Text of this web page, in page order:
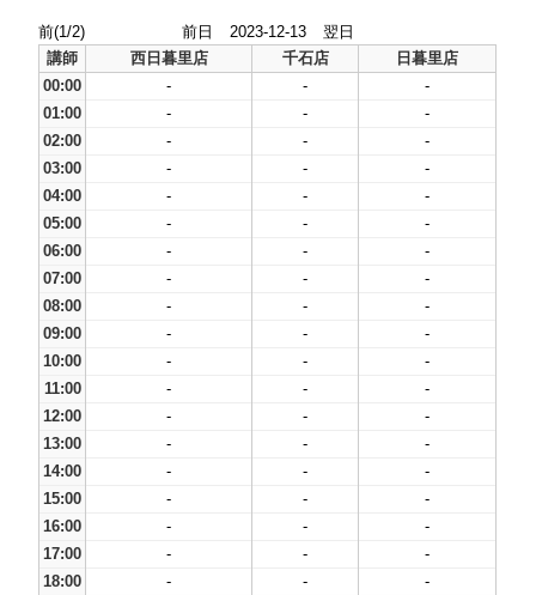
前(1/2) 前日 2023-12-13
翌日
講師
西日暮里店 千石店
日暮里店
00:00
- -
-
01:00
- -
-
02:00
- -
-
03:00
- -
-
04:00
- -
-
05:00
- -
-
06:00
- -
-
07:00
- -
-
08:00
- -
-
09:00
- -
-
10:00
- -
-
11:00
- -
-
12:00
- -
-
13:00
- -
-
14:00
- -
-
15:00
- -
-
16:00
- -
-
17:00
- -
-
18:00
- -
-